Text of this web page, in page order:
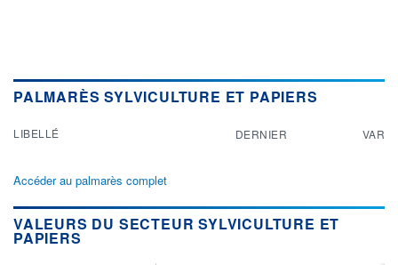
PALMARÈS SYLVICULTURE ET PAPIERS
LIBELLÉ DERNIER VAR
Accéder au palmarès complet
VALEURS DU SECTEUR SYLVICULTURE ET
PAPIERS